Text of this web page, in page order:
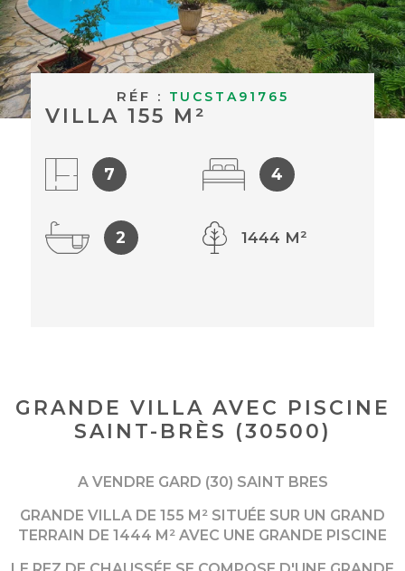
ACHETER À
ACTUALITÉS
RÉF : TUCSTA91765
VILLA 155 M²
7 4
2 1444 M²
GRANDE VILLA AVEC PISCINE
SAINT-BRÈS (30500)
A VENDRE GARD (30) SAINT BRES
GRANDE VILLA DE 155 M² SITUÉE SUR UN GRAND
TERRAIN DE 1444 M² AVEC UNE GRANDE PISCINE
BUDGET
Surface
SURFACE
Pièces
PIÈCES
RÉFÉRENCE
CRITÈRES
SUPPLÉMENTAIRES